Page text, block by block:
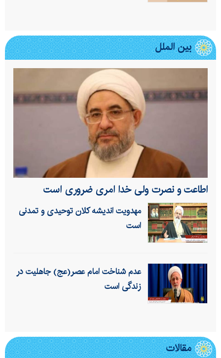
بین الملل
اطاعت و نصرت ولی خدا امری ضروری است
مهدویت اندیشه کلان توحیدی و تمدنی
است
عدم شناخت امام عصر(عج) جاهلیت در
زندگی است
مقالات